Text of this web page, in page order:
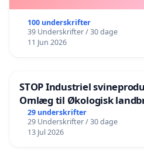
100 underskrifter
39 Underskrifter / 30 dage
11 Jun 2026
STOP Industriel
Omlæg til Økologisk
29 underskrifter
29 Underskrifter / 30 dage
13 Jul 2026